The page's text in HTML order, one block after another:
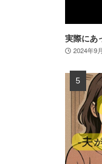
実際にあ
2024年9